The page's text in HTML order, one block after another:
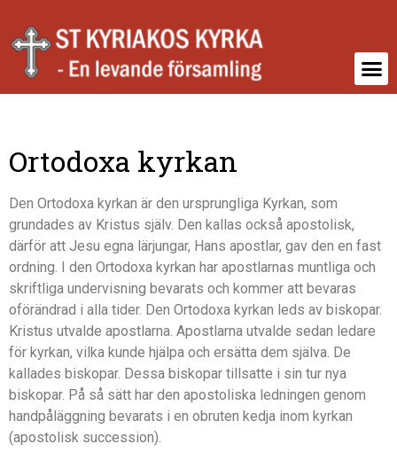
Ortodoxa kyrkan
Den Ortodoxa kyrkan är den ursprungliga Kyrkan, som
grundades av Kristus själv. Den kallas också apostolisk,
därför att Jesu egna lärjungar, Hans apostlar, gav den en fast
ordning. I den Ortodoxa kyrkan har apostlarnas muntliga och
skriftliga undervisning bevarats och kommer att bevaras
oförändrad i alla tider. Den Ortodoxa kyrkan leds av biskopar.
Kristus utvalde apostlarna. Apostlarna utvalde sedan ledare
för kyrkan, vilka kunde hjälpa och ersätta dem själva. De
kallades biskopar. Dessa biskopar tillsatte i sin tur nya
biskopar. På så sätt har den apostoliska ledningen genom
handpåläggning bevarats i en obruten kedja inom kyrkan
(apostolisk succession).